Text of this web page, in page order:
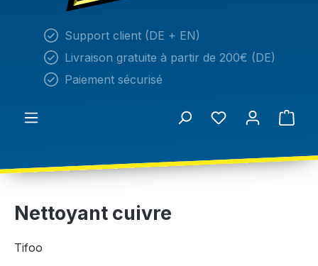
Support client (DE + EN)
Livraison gratuite à partir de 200€ (DE)
Paiement sécurisé
Nettoyant cuivre
Tifoo